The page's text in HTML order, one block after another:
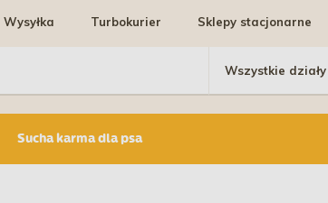
Wysyłka Turbokurier Sklepy stacjonarne
Sucha karma dla psa